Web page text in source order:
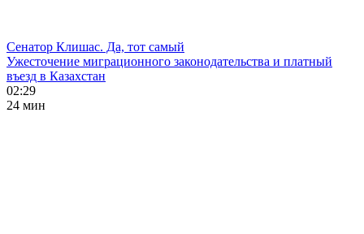
Сенатор Клишас. Да, тот самый
Ужесточение миграционного законодательства и платный
въезд в Казахстан
02:29
24 мин